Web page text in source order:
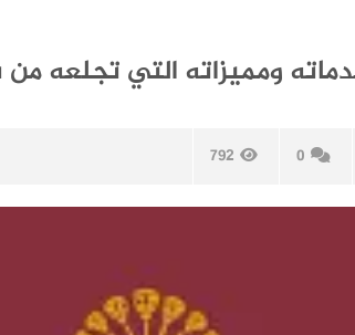
ومميزاته التي تجلعه من بين
0
792